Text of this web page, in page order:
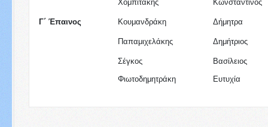
Χομπιτάκης Κωνσταντίνος
Γ΄ Έπαινος Κουμανδράκη Δήμητρα
Παπαμιχελάκης Δημήτριος
Σέγκος
Βασίλειος
Φιωτοδημητράκη
Ευτυχία